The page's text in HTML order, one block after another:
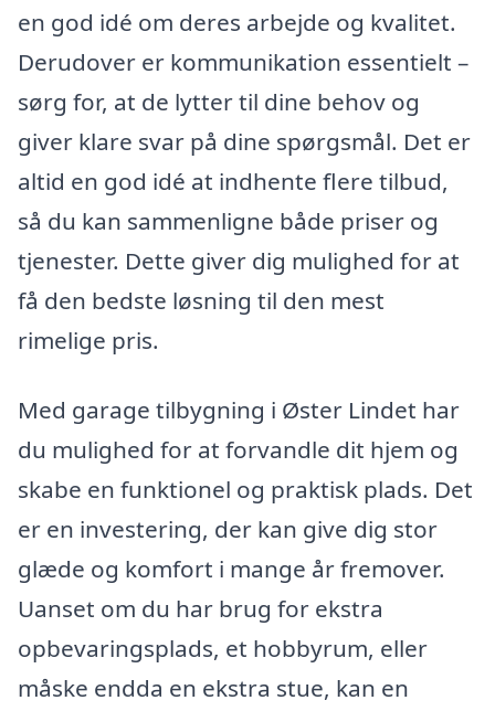
en god idé om deres arbejde og kvalitet.
Derudover er kommunikation essentielt –
sørg for, at de lytter til dine behov og
giver klare svar på dine spørgsmål. Det er
altid en god idé at indhente flere tilbud,
så du kan sammenligne både priser og
tjenester. Dette giver dig mulighed for at
få den bedste løsning til den mest
rimelige pris.
Med garage tilbygning i Øster Lindet har
du mulighed for at forvandle dit hjem og
skabe en funktionel og praktisk plads. Det
er en investering, der kan give dig stor
glæde og komfort i mange år fremover.
Uanset om du har brug for ekstra
opbevaringsplads, et hobbyrum, eller
måske endda en ekstra stue, kan en